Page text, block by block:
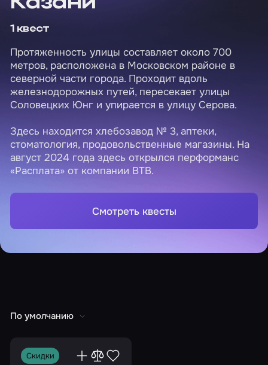
1 квест
Протяженность улицы составляет около 700
метров, расположена в Московском районе в
северной части города. Проходит вдоль
железнодорожных путей, пересекает улицы
Соловецких Юнг и упирается в улицу Серова.
Здесь находится хлебозавод № 3, аптеки,
стоматология, продовольственные магазины. На
август 2024 года здесь открылся перформанс
«Расплата» от компании BTB.
Смотреть квесты
По умолчанию
Скидки